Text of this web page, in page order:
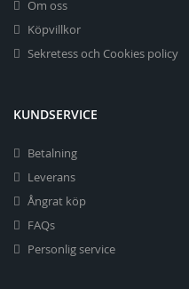
Om oss
Köpvillkor
Sekretess och Cookies policy
KUNDSERVICE
Betalning
Leverans
Ångrat köp
FAQs
Personlig service